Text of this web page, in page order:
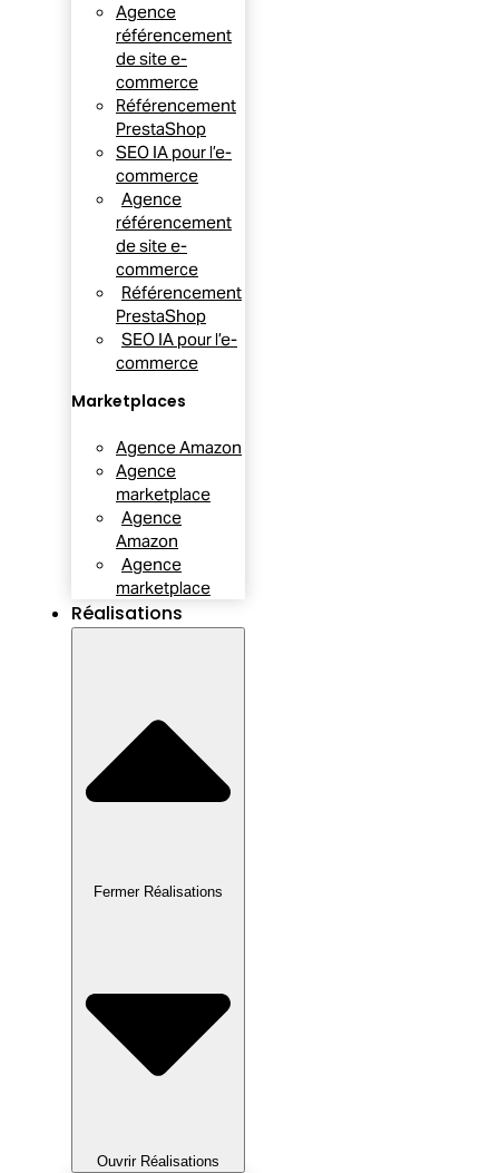
Agence
référencement
de site e-
commerce
Référencement
PrestaShop
SEO IA pour l’e-
commerce
Agence
référencement
de site e-
commerce
Référencement
PrestaShop
SEO IA pour l’e-
commerce
Marketplaces
Agence Amazon
Agence
marketplace
Agence
Amazon
Agence
marketplace
Réalisations
Fermer Réalisations
Ouvrir Réalisations